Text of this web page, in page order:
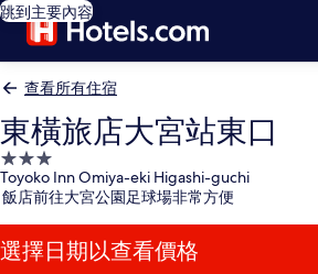
跳到主要內容
查看所有住宿
東橫旅店大宮站東口
3.0
星
級
住
宿
Toyoko Inn Omiya-eki Higashi-guchi
飯店前往大宮公園足球場非常方便
選擇日期以查看價格